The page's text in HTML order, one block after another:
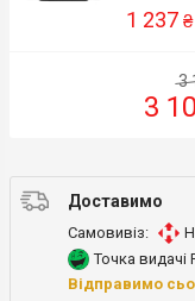
1 237 ₴
3
3
Доставимо
Самовивіз:
Точка видачі
Відправимо